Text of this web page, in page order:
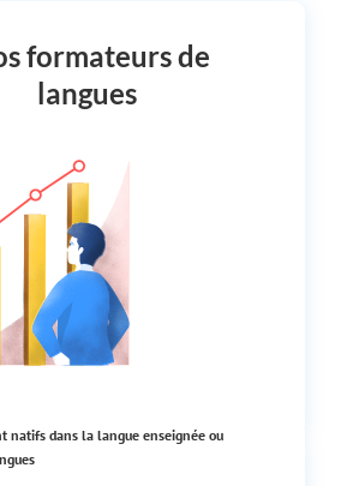
formateurs de
langues
natifs dans la langue enseignée ou